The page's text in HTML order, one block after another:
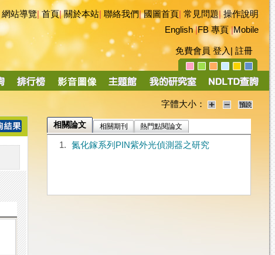
網站導覽|首頁|關於本站 聯絡我們|國圖首頁 常見問題|操作說明
English|FB 專頁|Mobile
免費會員 登入 註冊
字體大小：
相關論文 相關期刊 熱門點閱論文
1. 氮化鎵系列PIN紫外光偵測器之研究